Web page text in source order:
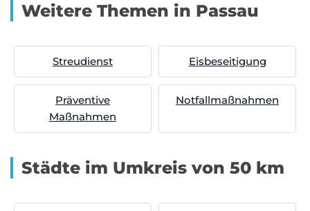
Weitere Themen in Passau
Streudienst Eisbeseitigung
Präventive
Maßnahmen
Notfallmaßnahmen
Städte im Umkreis von 50 km